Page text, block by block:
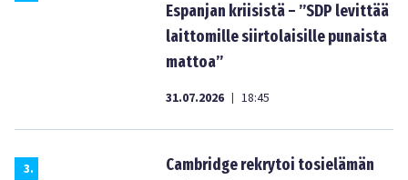
Espanjan kriisistä – ”SDP levittää
laittomille siirtolaisille punaista
mattoa”
31.07.2026 | 18:45
3.
Cambridge rekrytoi tosielämän